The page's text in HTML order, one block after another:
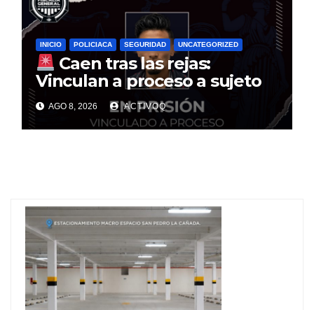
INICIO POLICIACA SEGURIDAD UNCATEGORIZED
Caen tras las rejas:
Vinculan a proceso a sujeto
por multimillonario atraco en
Santa Rosa Jáuregui
AGO 8, 2026 ACTIVOQ